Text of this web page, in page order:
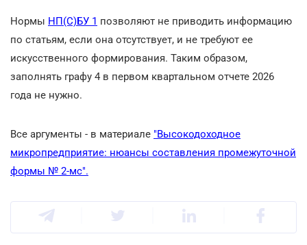
Нормы НП(С)БУ 1 позволяют не приводить информацию
по статьям, если она отсутствует, и не требуют ее
искусственного формирования. Таким образом,
заполнять графу 4 в первом квартальном отчете 2026
года не нужно.
Все аргументы - в материале "Высокодоходное
микропредприятие: нюансы составления промежуточной
формы № 2-мс".